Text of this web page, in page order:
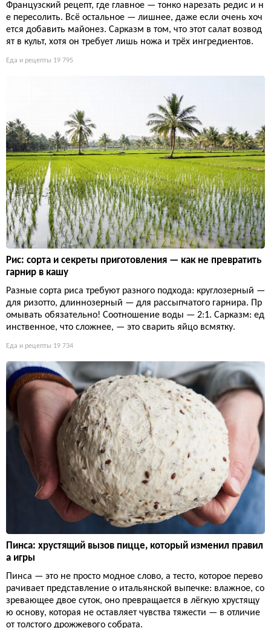
Французский рецепт, где главное — тонко нарезать редис и н
е пересолить. Всё остальное — лишнее, даже если очень хоч
ется добавить майонез. Сарказм в том, что этот салат возвод
ят в культ, хотя он требует лишь ножа и трёх ингредиентов.
Еда и рецепты 19 795
Рис: сорта и секреты приготовления — как не превратить
гарнир в кашу
Разные сорта риса требуют разного подхода: круглозерный —
для ризотто, длиннозерный — для рассыпчатого гарнира. Пр
омывать обязательно! Соотношение воды — 2:1. Сарказм: ед
инственное, что сложнее, — это сварить яйцо всмятку.
Еда и рецепты 19 734
Пинса: хрустящий вызов пицце, который изменил правил
а игры
Пинса — это не просто модное слово, а тесто, которое перево
рачивает представление о итальянской выпечке: влажное, со
зревающее двое суток, оно превращается в лёгкую хрустящу
ю основу, которая не оставляет чувства тяжести — в отличие
от толстого дрожжевого собрата.